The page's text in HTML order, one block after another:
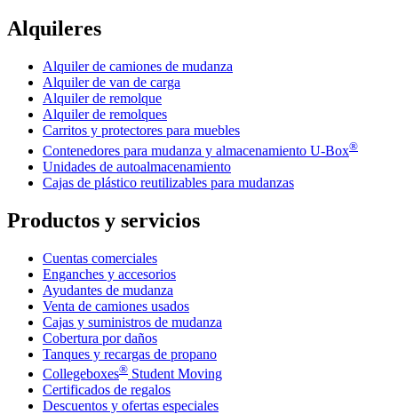
Alquileres
Alquiler de camiones de mudanza
Alquiler de van de carga
Alquiler de remolque
Alquiler de remolques
Carritos y protectores para muebles
Contenedores para mudanza y almacenamiento U-Box®
Unidades de autoalmacenamiento
Cajas de plástico reutilizables para mudanzas
Productos y servicios
Cuentas comerciales
Enganches y accesorios
Ayudantes de mudanza
Venta de camiones usados
Cajas y suministros de mudanza
Cobertura por daños
Tanques y recargas de propano
Collegeboxes® Student Moving
Certificados de regalos
Descuentos y ofertas especiales